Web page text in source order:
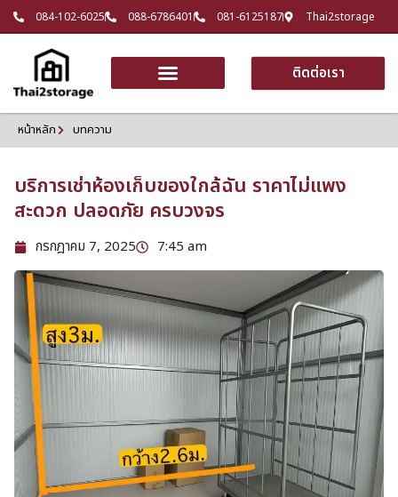
084-102-6025 088-6786401 081-6125187 Thai2storage
ติดต่อเรา
หน้าหลัก บทความ
บริการเช่าห้องเก็บของใกล้ฉัน ราคาไม่แพง
สะดวก ปลอดภัย ครบวงจร
กรกฎาคม 7, 2025 7:45 am